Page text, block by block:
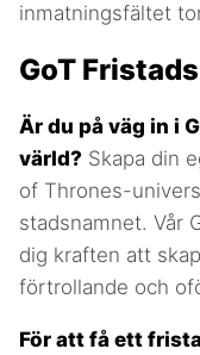
inmatningsfältet
GoT
Är du på väg in i
värld? Skapa din
of Thrones-
stadsnamnet. Vår
dig kraften att
förtrollande och
För att få ett